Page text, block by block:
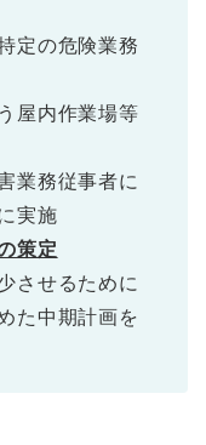
定の危険業務
屋内作業場等
業務従事者に
実施
策定
させるために
た中期計画を